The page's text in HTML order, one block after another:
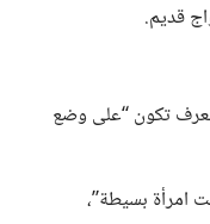
قديم.
تكون “على وضع
امرأة بسيطة”،